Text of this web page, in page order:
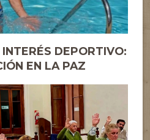
DEPORTIVO:
EN LA PAZ